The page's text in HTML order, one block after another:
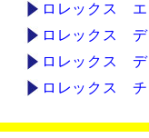
ロレックス
ロレックス
ロレックス
ロレックス